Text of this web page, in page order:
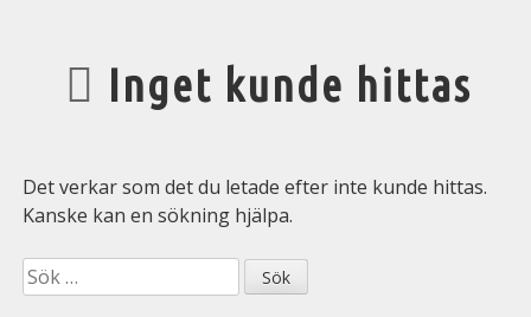
Inget kunde hittas
Det verkar som det du letade efter inte kunde hittas.
Kanske kan en sökning hjälpa.
Sök
efter: